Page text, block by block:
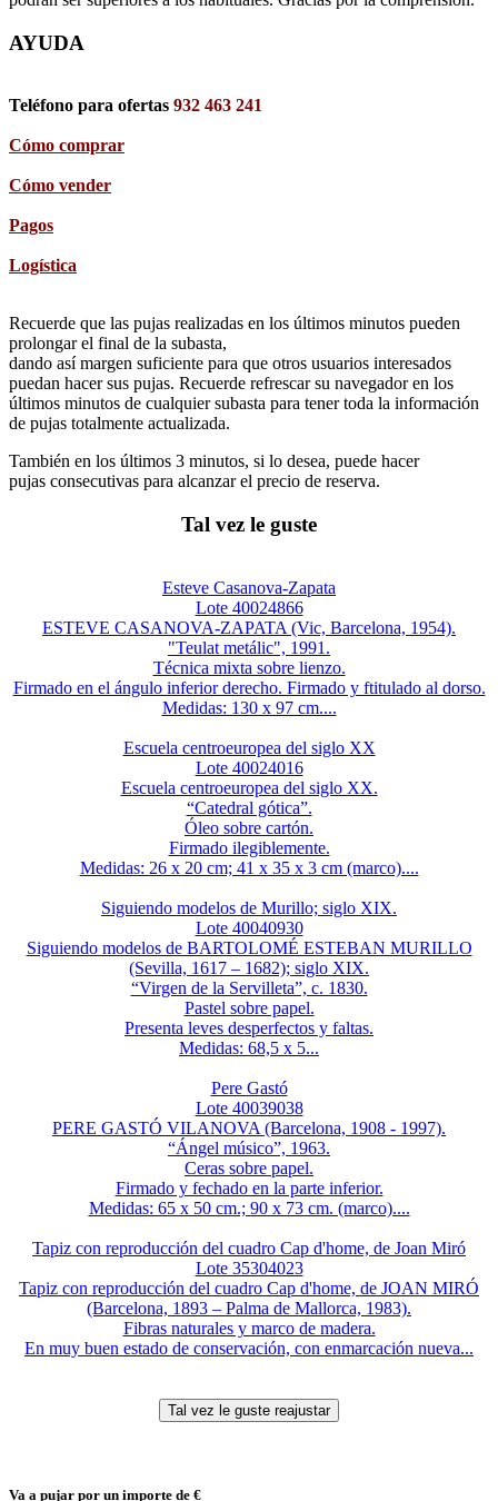
AYUDA
Teléfono para ofertas 932 463 241
Cómo comprar
Cómo vender
Pagos
Logística
Recuerde que las pujas realizadas en los últimos minutos pueden
prolongar el final de la subasta,
dando así margen suficiente para que otros usuarios interesados
puedan hacer sus pujas. Recuerde refrescar su navegador en los
últimos minutos de cualquier subasta para tener toda la información
de pujas totalmente actualizada.
También en los últimos 3 minutos, si lo desea, puede hacer
pujas consecutivas para alcanzar el precio de reserva.
Tal vez le guste
Esteve Casanova-Zapata
Lote 40024866
ESTEVE CASANOVA-ZAPATA (Vic, Barcelona, 1954).
"Teulat metálic", 1991.
Técnica mixta sobre lienzo.
Firmado en el ángulo inferior derecho. Firmado y ftitulado al dorso.
Medidas: 130 x 97 cm....
Escuela centroeuropea del siglo XX
Lote 40024016
Escuela centroeuropea del siglo XX.
“Catedral gótica”.
Óleo sobre cartón.
Firmado ilegiblemente.
Medidas: 26 x 20 cm; 41 x 35 x 3 cm (marco)....
Siguiendo modelos de Murillo; siglo XIX.
Lote 40040930
Siguiendo modelos de BARTOLOMÉ ESTEBAN MURILLO
(Sevilla, 1617 – 1682); siglo XIX.
“Virgen de la Servilleta”, c. 1830.
Pastel sobre papel.
Presenta leves desperfectos y faltas.
Medidas: 68,5 x 5...
Pere Gastó
Lote 40039038
PERE GASTÓ VILANOVA (Barcelona, 1908 - 1997).
“Ángel músico”, 1963.
Ceras sobre papel.
Firmado y fechado en la parte inferior.
Medidas: 65 x 50 cm.; 90 x 73 cm. (marco)....
Tapiz con reproducción del cuadro Cap d'home, de Joan Miró
Lote 35304023
Tapiz con reproducción del cuadro Cap d'home, de JOAN MIRÓ
(Barcelona, 1893 – Palma de Mallorca, 1983).
Fibras naturales y marco de madera.
En muy buen estado de conservación, con enmarcación nueva...
Va a pujar por un importe de €